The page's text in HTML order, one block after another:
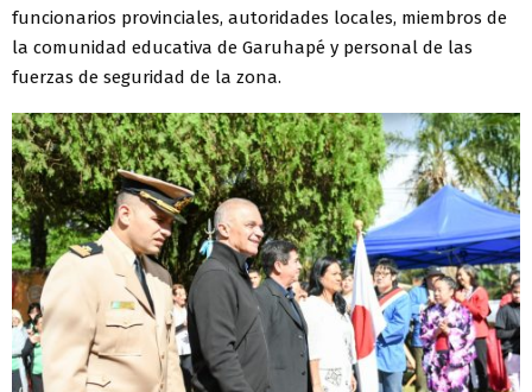
funcionarios provinciales, autoridades locales, miembros de
la comunidad educativa de Garuhapé y personal de las
fuerzas de seguridad de la zona.